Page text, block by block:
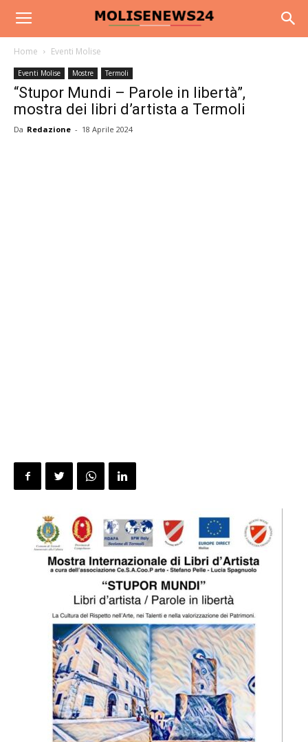
Home Eventi Molise
Eventi Molise Mostre Termoli
“Stupor Mundi – Parole in libertà”,
mostra dei libri d’artista a Termoli
Da Redazione - 18 Aprile 2024